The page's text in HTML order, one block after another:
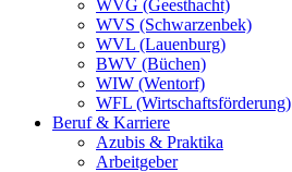
WVG (Geesthacht)
WVS (Schwarzenbek)
WVL (Lauenburg)
BWV (Büchen)
WIW (Wentorf)
WFL (Wirtschaftsförderung)
Beruf & Karriere
Azubis & Praktika
Arbeitgeber